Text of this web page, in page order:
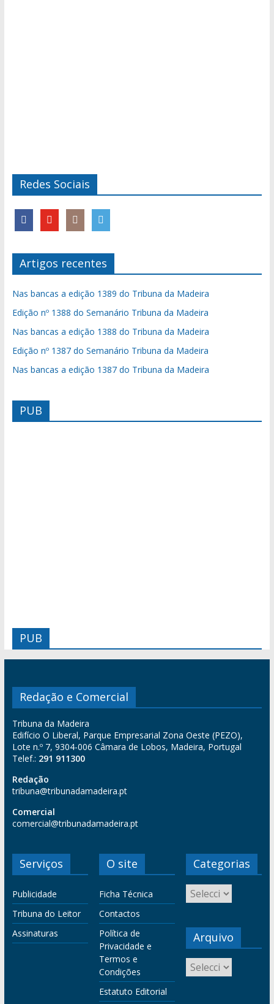
Redes Sociais
Artigos recentes
Nas bancas a edição 1389 do Tribuna da Madeira
Edição nº 1388 do Semanário Tribuna da Madeira
Nas bancas a edição 1388 do Tribuna da Madeira
Edição nº 1387 do Semanário Tribuna da Madeira
Nas bancas a edição 1387 do Tribuna da Madeira
PUB
PUB
Redação e Comercial
Tribuna da Madeira
Edifício O Liberal, Parque Empresarial Zona Oeste (PEZO),
Lote n.º 7, 9304-006 Câmara de Lobos, Madeira, Portugal
Telef.: 291 911300
Redação
tribuna@tribunadamadeira.pt
Comercial
comercial@tribunadamadeira.pt
Serviços
Publicidade
Tribuna do Leitor
Assinaturas
O site
Ficha Técnica
Contactos
Política de
Privacidade e
Termos e
Condições
Estatuto Editorial
Categorias
Arquivo